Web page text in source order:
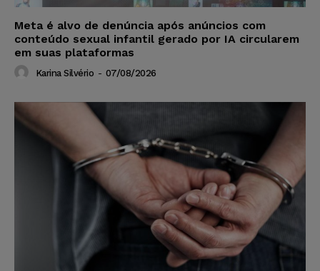
Meta é alvo de denúncia após anúncios com
conteúdo sexual infantil gerado por IA circularem
em suas plataformas
Karina Silvério - 07/08/2026